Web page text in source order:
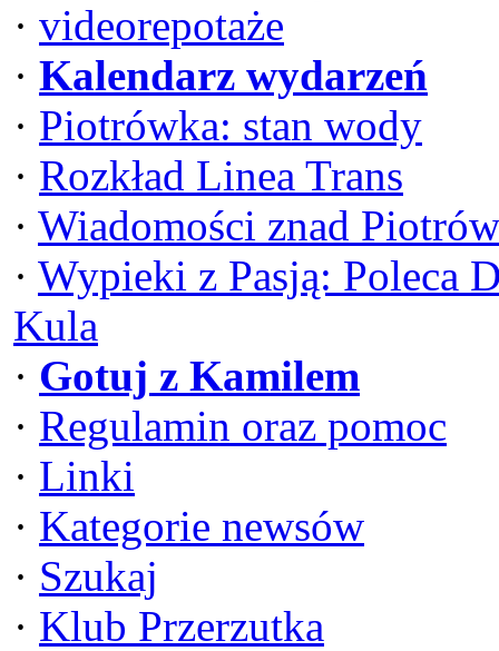
· videorepotaże
· Kalendarz wydarzeń
· Piotrówka: stan wody
· Rozkład Linea Trans
· Wiadomości znad
· Wypieki z Pasją: Poleca
Kula
· Gotuj z Kamilem
· Regulamin oraz pomoc
· Linki
· Kategorie newsów
· Szukaj
· Klub Przerzutka